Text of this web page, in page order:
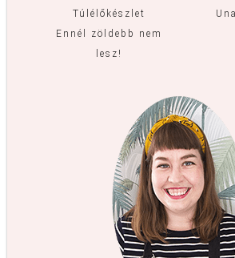
Túlélőkészlet
Ennél zöldebb nem
lesz!